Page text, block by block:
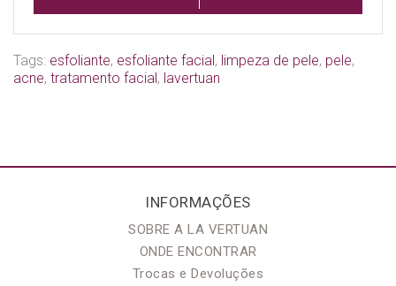
Tags: esfoliante, esfoliante facial, limpeza de pele, pele,
acne, tratamento facial, lavertuan
INFORMAÇÕES
SOBRE A LA VERTUAN
ONDE ENCONTRAR
Trocas e Devoluções